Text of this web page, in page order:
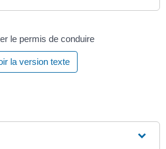
le permis de conduire
la version texte